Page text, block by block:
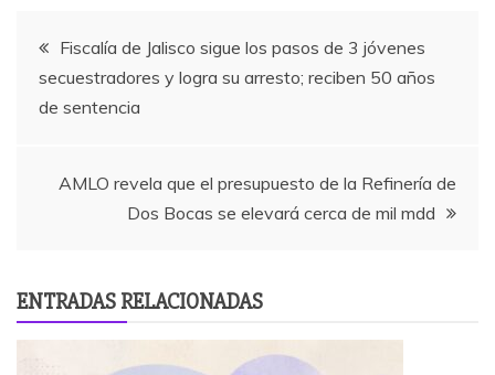
Navegación
de
Fiscalía de Jalisco sigue los pasos de 3 jóvenes
secuestradores y logra su arresto; reciben 50 años
de sentencia
AMLO revela que el presupuesto de la Refinería de
Dos Bocas se elevará cerca de mil mdd
ENTRADAS RELACIONADAS